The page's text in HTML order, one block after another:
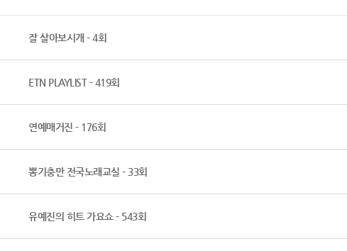
잘 살아보시개 - 4회
ETN PLAYLIST - 419회
연예매거진 - 176회
뽕기충만 전국노래교실 - 33회
유예진의 히트 가요쇼 - 543회